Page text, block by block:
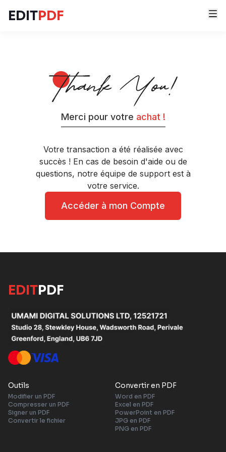
EDITPDF
Merci pour votre achat !
Votre transaction a été réalisée avec
succès ! En cas de besoin d'aide ou de
questions, notre équipe de support est à
votre service.
Accéder à mon Compte
EDITPDF
Outils
Modifier un PDF
Compresser un PDF
Signer un PDF
Convertir le fichier
Convertir en PDF
Word en PDF
Excel en PDF
PowerPoint en PDF
JPG en PDF
PNG en PDF